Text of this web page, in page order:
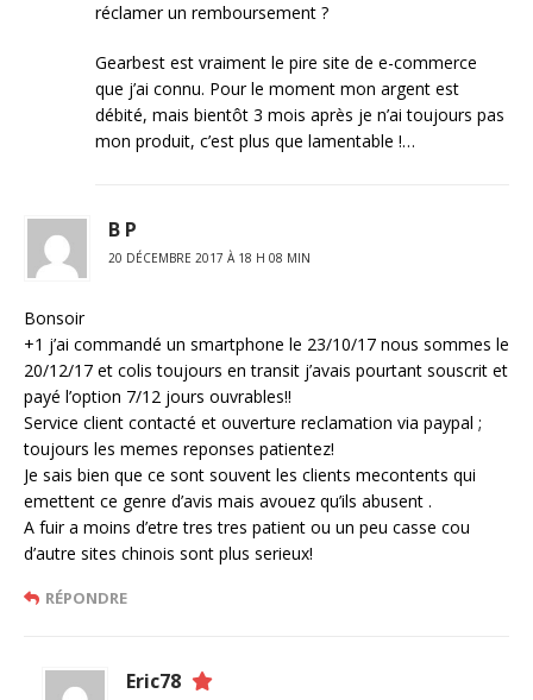
réclamer un remboursement ?
Gearbest est vraiment le pire site de e-commerce
que j’ai connu. Pour le moment mon argent est
débité, mais bientôt 3 mois après je n’ai toujours pas
mon produit, c’est plus que lamentable !…
B P
20 DÉCEMBRE 2017 À 18 H 08 MIN
Bonsoir
+1 j’ai commandé un smartphone le 23/10/17 nous sommes le
20/12/17 et colis toujours en transit j’avais pourtant souscrit et
payé l’option 7/12 jours ouvrables!!
Service client contacté et ouverture reclamation via paypal ;
toujours les memes reponses patientez!
Je sais bien que ce sont souvent les clients mecontents qui
emettent ce genre d’avis mais avouez qu’ils abusent .
A fuir a moins d’etre tres tres patient ou un peu casse cou
d’autre sites chinois sont plus serieux!
RÉPONDRE
Eric78